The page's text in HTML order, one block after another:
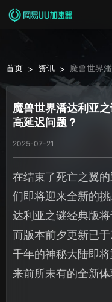
首页 > 资讯 > 魔兽世界
延迟问题？
魔兽世界潘达利亚
高延迟问题？
2025-07-21
在结束了死亡之翼
们即将迎来全新的
达利亚之谜经典版
而版本前夕更新已
千年的神秘大陆即
来前所未有的全新体